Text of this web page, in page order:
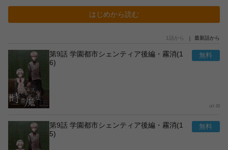
はじめから読む
1話から 最新話から
第9話 学園都市シェンティア後編・霧消(1
6)
22
第9話 学園都市シェンティア後編・霧消(1
5)